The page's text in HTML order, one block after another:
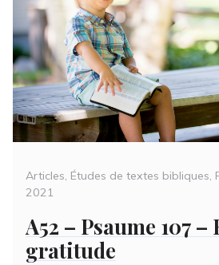
Categories
Articles, Études de textes bibliques,
2021
A52 – Psaume 107
gratitude